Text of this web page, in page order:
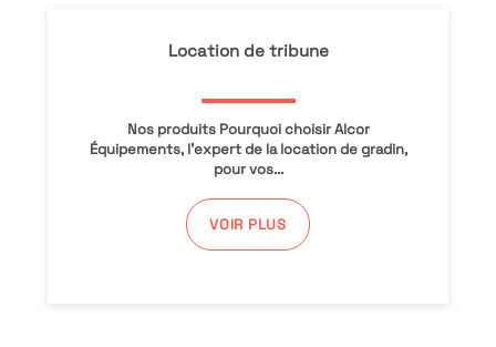
Location de tribune
Nos produits Pourquoi choisir Alcor
Équipements, l’expert de la location de gradin,
pour vos...
VOIR PLUS